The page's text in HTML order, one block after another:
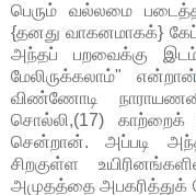
பெரும் வல்லமை
{தனது வாகனமாகக்}
அந்தப் பறவைக்கு இடம்
மேலிருக்கலாம்"
விண்ணோடி
சொல்லி,(17) காற்றைக்
சென்றான். அப்படி
சிறகுள்ள
அமுதத்தை அபகரித்துக்